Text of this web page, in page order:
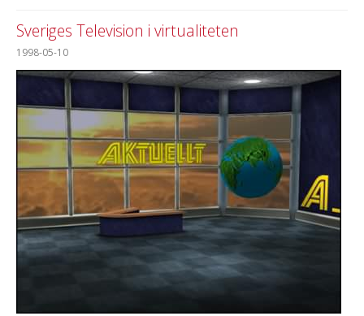
Sveriges Television i virtualiteten
1998-05-10